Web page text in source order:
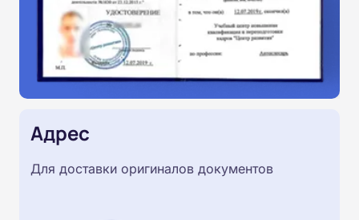
Адрес
Для доставки оригиналов документов